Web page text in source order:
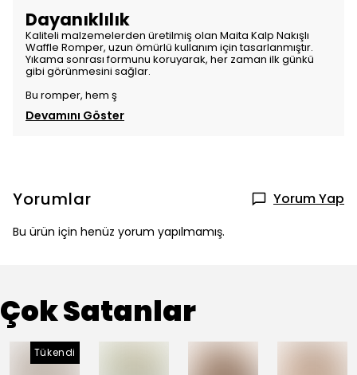
Dayanıklılık
Kaliteli malzemelerden üretilmiş olan Maita Kalp Nakışlı
Waffle Romper, uzun ömürlü kullanım için tasarlanmıştır.
Yıkama sonrası formunu koruyarak, her zaman ilk günkü
gibi görünmesini sağlar.
Bu romper, hem ş
Devamını Göster
Yorumlar Yorum Yap
Bu ürün için henüz yorum yapılmamış.
Çok Satanlar
Tükendi